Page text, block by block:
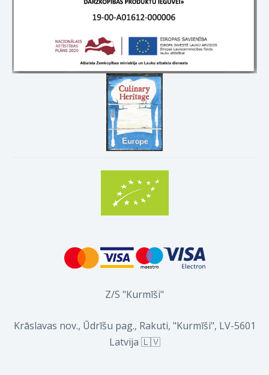
Z/S "Kurmīši"
Krāslavas nov., Ūdrīšu pag., Rakuti, "Kurmīši", LV-5601
Latvija 🇱🇻